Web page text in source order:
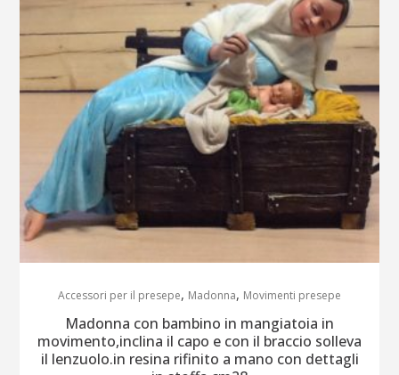
Accessori per il presepe, Madonna, Movimenti presepe
Madonna con bambino in mangiatoia in
movimento,inclina il capo e con il braccio solleva
il lenzuolo.in resina rifinito a mano con dettagli